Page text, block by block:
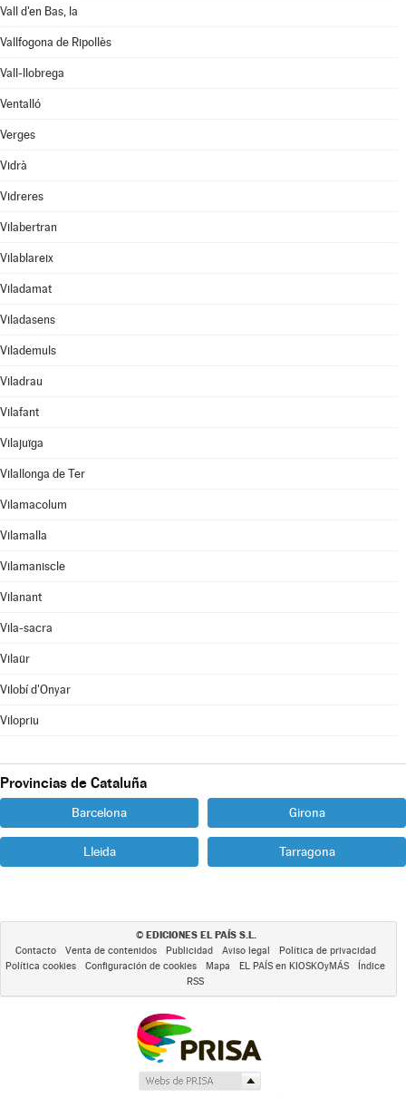
Vall d'en Bas, la
Vallfogona de Ripollès
Vall-llobrega
Ventalló
Verges
Vidrà
Vidreres
Vilabertran
Vilablareix
Viladamat
Viladasens
Vilademuls
Viladrau
Vilafant
Vilajuïga
Vilallonga de Ter
Vilamacolum
Vilamalla
Vilamaniscle
Vilanant
Vila-sacra
Vilaür
Vilobí d'Onyar
Vilopriu
Provincias de Cataluña
Barcelona Girona
Lleida Tarragona
© EDICIONES EL PAÍS S.L.
Contacto Venta de contenidos Publicidad Aviso legal
Política de privacidad
Política cookies
Configuración de cookies Mapa EL PAÍS en KIOSKOyMÁS
Índice
RSS